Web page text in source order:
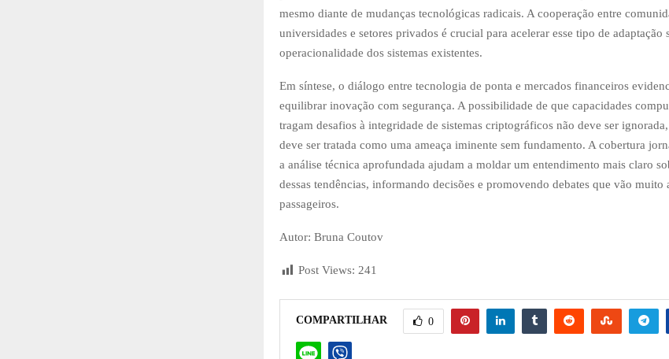
mesmo diante de mudanças tecnológicas radicais. A cooperação entre
universidades e setores privados é crucial para acelerar esse tipo de adaptação
operacionalidade dos sistemas existentes.
Em síntese, o diálogo entre tecnologia de ponta e mercados financeiros
equilibrar inovação com segurança. A possibilidade de que capacidades
tragam desafios à integridade de sistemas criptográficos não deve ser
deve ser tratada como uma ameaça iminente sem fundamento. A cobertura
a análise técnica aprofundada ajudam a moldar um entendimento mais claro
dessas tendências, informando decisões e promovendo debates que vão muito
passageiros.
Autor: Bruna Coutov
Post Views: 241
COMPARTILHAR 0